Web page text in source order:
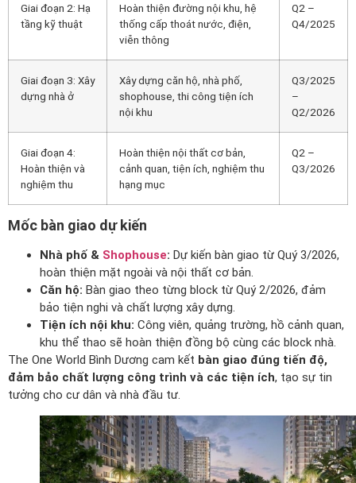
Giai đoạn 2: Hạ
tầng kỹ thuật
Hoàn thiện đường nội khu, hệ
thống cấp thoát nước, điện,
viễn thông
Q2 –
Q4/2025
Giai đoạn 3: Xây
dựng nhà ở
Xây dựng căn hộ, nhà phố,
shophouse, thi công tiện ích
nội khu
Q3/2025
–
Q2/2026
Giai đoạn 4:
Hoàn thiện và
nghiệm thu
Hoàn thiện nội thất cơ bản,
cảnh quan, tiện ích, nghiệm thu
hạng mục
Q2 –
Q3/2026
Mốc bàn giao dự kiến
Nhà phố & Shophouse: Dự kiến bàn giao từ Quý 3/2026,
hoàn thiện mặt ngoài và nội thất cơ bản.
Căn hộ: Bàn giao theo từng block từ Quý 2/2026, đảm
bảo tiện nghi và chất lượng xây dựng.
Tiện ích nội khu: Công viên, quảng trường, hồ cảnh quan,
khu thể thao sẽ hoàn thiện đồng bộ cùng các block nhà.
The One World Bình Dương cam kết bàn giao đúng tiến độ,
đảm bảo chất lượng công trình và các tiện ích, tạo sự tin
tưởng cho cư dân và nhà đầu tư.